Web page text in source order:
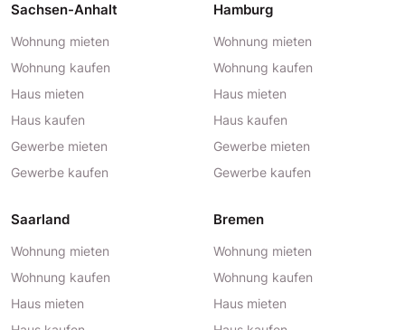
Sachsen-Anhalt
Wohnung mieten
Wohnung kaufen
Haus mieten
Haus kaufen
Gewerbe mieten
Gewerbe kaufen
Hamburg
Wohnung mieten
Wohnung kaufen
Haus mieten
Haus kaufen
Gewerbe mieten
Gewerbe kaufen
Saarland
Wohnung mieten
Wohnung kaufen
Haus mieten
Bremen
Wohnung mieten
Wohnung kaufen
Haus mieten